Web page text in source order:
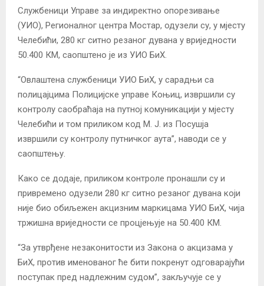
Службеници Управе за индиректно опорезивање
(УИО), Регионалног центра Мостар, одузели су, у мјесту
Челебићи, 280 кг ситно резаног дувана у вриједности
50.400 КМ, саопштено је из УИО БиХ.
“Овлаштена службеници УИО БиХ, у сарадњи са
полицајцима Полицијске управе Коњиц, извршили су
контролу саобраћаја на путној комуникацији у мјесту
Челебићи и том приликом код М. Ј. из Посушја
извршили су контролу путничког аута”, наводи се у
саопштењу.
Како се додаје, приликом контроле пронашли су и
привремено одузели 280 кг ситно резаног дувана који
није био обиљежен акцизним маркицама УИО БиХ, чија
тржишна вриједности се процјењује на 50.400 КМ.
“За утврђене незаконитости из Закона о акцизама у
БиХ, против именованог ће бити покренут одговарајући
поступак пред надлежним судом”, закључује се у